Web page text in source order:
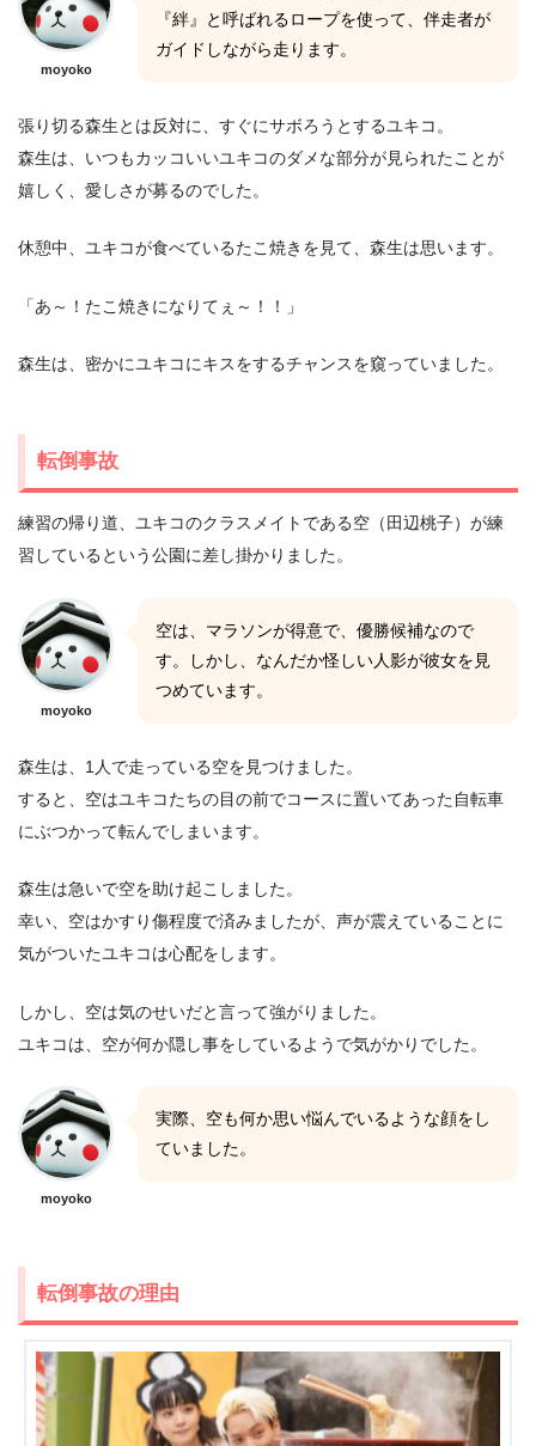
moyoko
『絆』と呼ばれるロープを使って、伴走者が
ガイドしながら走ります。
張り切る森生とは反対に、すぐにサボろうとするユキコ。
森生は、いつもカッコいいユキコのダメな部分が見られたことが
嬉しく、愛しさが募るのでした。
休憩中、ユキコが食べているたこ焼きを見て、森生は思います。
「あ～！たこ焼きになりてぇ～！！」
森生は、密かにユキコにキスをするチャンスを窺っていました。
転倒事故
練習の帰り道、ユキコのクラスメイトである空（田辺桃子）が練
習しているという公園に差し掛かりました。
moyoko
空は、マラソンが得意で、優勝候補なので
す。しかし、なんだか怪しい人影が彼女を見
つめています。
森生は、1人で走っている空を見つけました。
すると、空はユキコたちの目の前でコースに置いてあった自転車
にぶつかって転んでしまいます。
森生は急いで空を助け起こしました。
幸い、空はかすり傷程度で済みましたが、声が震えていることに
気がついたユキコは心配をします。
しかし、空は気のせいだと言って強がりました。
ユキコは、空が何か隠し事をしているようで気がかりでした。
moyoko
実際、空も何か思い悩んでいるような顔をし
ていました。
転倒事故の理由